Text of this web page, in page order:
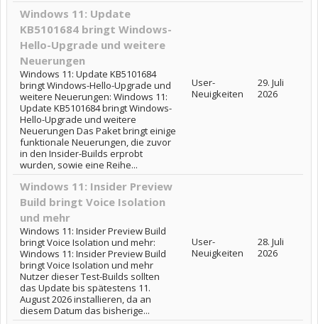
Windows 11: Update
KB5101684 bringt Windows-
Hello-Upgrade und weitere
Neuerungen
Windows 11: Update KB5101684
bringt Windows-Hello-Upgrade und
weitere Neuerungen: Windows 11:
Update KB5101684 bringt Windows-
Hello-Upgrade und weitere
Neuerungen Das Paket bringt einige
funktionale Neuerungen, die zuvor
in den Insider-Builds erprobt
wurden, sowie eine Reihe...
User-
Neuigkeiten
29. Juli
2026
Windows 11: Insider Preview
Build bringt Voice Isolation
und mehr
Windows 11: Insider Preview Build
bringt Voice Isolation und mehr:
Windows 11: Insider Preview Build
bringt Voice Isolation und mehr
Nutzer dieser Test-Builds sollten
das Update bis spätestens 11.
August 2026 installieren, da an
diesem Datum das bisherige...
User-
Neuigkeiten
28. Juli
2026